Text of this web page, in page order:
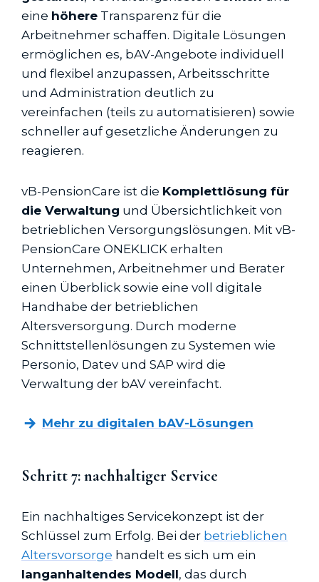
eine höhere Transparenz für die
Arbeitnehmer schaffen. Digitale Lösungen
ermöglichen es, bAV-Angebote individuell
und flexibel anzupassen, Arbeitsschritte
und Administration deutlich zu
vereinfachen (teils zu automatisieren) sowie
schneller auf gesetzliche Änderungen zu
reagieren.
vB-PensionCare ist die Komplettlösung für
die Verwaltung und Übersichtlichkeit von
betrieblichen Versorgungslösungen. Mit vB-
PensionCare ONEKLICK erhalten
Unternehmen, Arbeitnehmer und Berater
einen Überblick sowie eine voll digitale
Handhabe der betrieblichen
Altersversorgung. Durch moderne
Schnittstellenlösungen zu Systemen wie
Personio, Datev und SAP wird die
Verwaltung der bAV vereinfacht.
Mehr zu digitalen bAV-Lösungen
Schritt 7: nachhaltiger Service
Ein nachhaltiges Servicekonzept ist der
Schlüssel zum Erfolg. Bei der betrieblichen
Altersvorsorge handelt es sich um ein
langanhaltendes Modell, das durch